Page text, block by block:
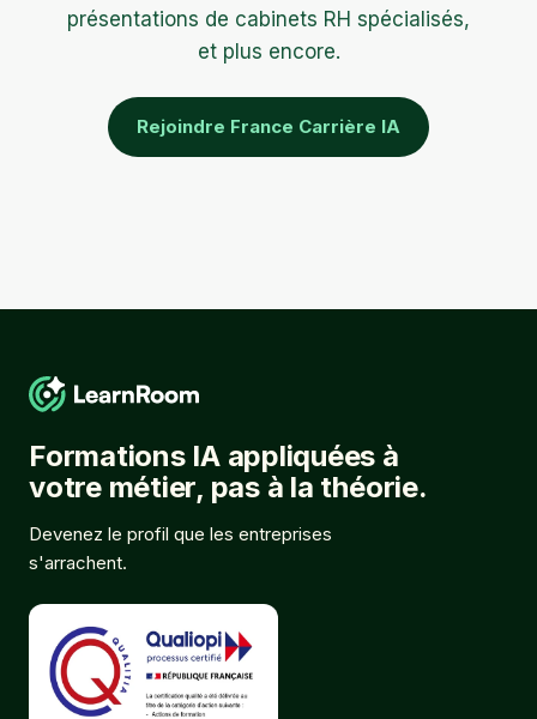
présentations de cabinets RH spécialisés,
et plus encore.
Rejoindre France Carrière IA
Formations IA appliquées à
votre métier, pas à la théorie.
Devenez le profil que les entreprises
s'arrachent.